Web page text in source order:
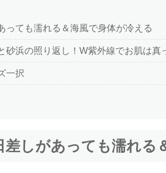
ても濡れる＆海風で身体が冷える
砂浜の照り返し！W紫外線でお肌は真
一択
しがあっても濡れる